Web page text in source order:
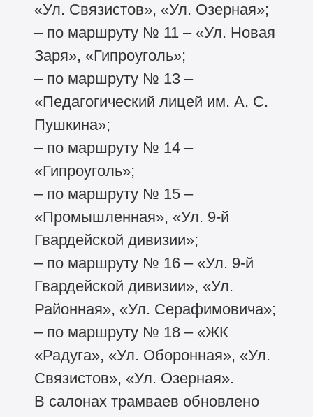
«Ул. Связистов», «Ул. Озерная»;
– по маршруту № 11 – «Ул. Новая
Заря», «Гипроуголь»;
– по маршруту № 13 –
«Педагогический лицей им. А. С.
Пушкина»;
– по маршруту № 14 –
«Гипроуголь»;
– по маршруту № 15 –
«Промышленная», «Ул. 9-й
Гвардейской дивизии»;
– по маршруту № 16 – «Ул. 9-й
Гвардейской дивизии», «Ул.
Районная», «Ул. Серафимовича»;
– по маршруту № 18 – «ЖК
«Радуга», «Ул. Оборонная», «Ул.
Связистов», «Ул. Озерная».
В салонах трамваев обновлено